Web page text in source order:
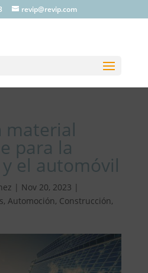
revip@revip.com
material
para la
el automóvil
| Nov 20, 2023 |
, Automoción, Construcción,